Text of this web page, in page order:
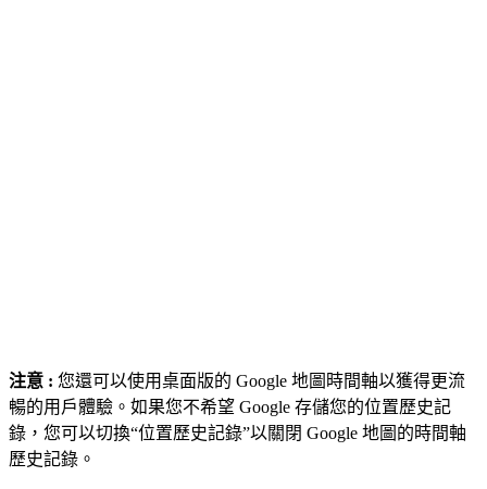
注意 : 您還可以使用桌面版的 Google 地圖時間軸以獲得更流
暢的用戶體驗。如果您不希望 Google 存儲您的位置歷史記
錄，您可以切換“位置歷史記錄”以關閉 Google 地圖的時間軸
歷史記錄。